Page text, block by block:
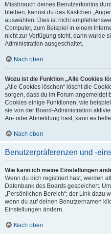
Missbrauch deines Benutzerkontos
bleiben, kannst du das Kästchen
auswählen. Dies ist nicht
Computer, zum Beispiel in einem
nicht zur Verfügung steht, dann wurde
Administration ausgeschaltet.
Nach oben
Wozu ist die Funktion „Alle Cookies
„Alle Cookies löschen“ löscht die
sorgen, dass du im Forum angemeldet
Cookies einige Funktionen, wie
sie von der Board-Administration
An- oder Abmeldung hast, kann es
Nach oben
Benutzerpräferenzen und -
Wie kann ich meine Einstellungen
Wenn du dich registriert hast, werden
Datenbank des Boards gespeichert.
„Persönlichen Bereich“; der Link dazu
wenn du auf deinen Benutzernamen
Einstellungen ändern.
Nach oben